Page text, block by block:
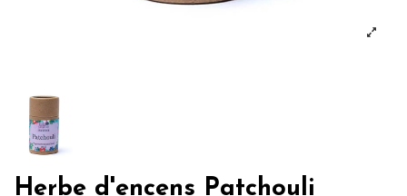
Herbe d'encens Patchouli